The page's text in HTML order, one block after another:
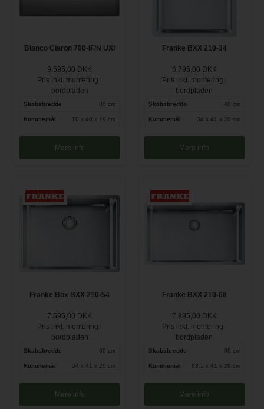
Blanco Claron 700-IF/N UXI
9.595,00 DKK
Pris inkl. montering i
bordpladen
Skabsbredde 80 cm
Kummemål 70 x 40 x 19 cm
Mere info
Franke BXX 210-34
6.795,00 DKK
Pris inkl. montering i
bordpladen
Skabsbredde 40 cm
Kummemål 34 x 41 x 20 cm
Mere info
Franke Box BXX 210-54
7.595,00 DKK
Pris inkl. montering i
bordpladen
Skabsbredde 60 cm
Kummemål 54 x 41 x 20 cm
Mere info
Franke BXX 210-68
7.895,00 DKK
Pris inkl. montering i
bordpladen
Skabsbredde 80 cm
Kummemål 68,5 x 41 x 20 cm
Mere info